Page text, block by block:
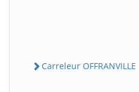
Carreleur OFFRANVILLE